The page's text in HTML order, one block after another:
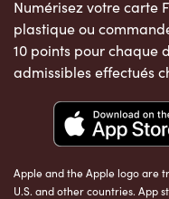
Numérisez votre carte
plastique ou
10 points pour chaque
admissibles effectués
Apple and the Apple logo are
U.S. and other countries. App